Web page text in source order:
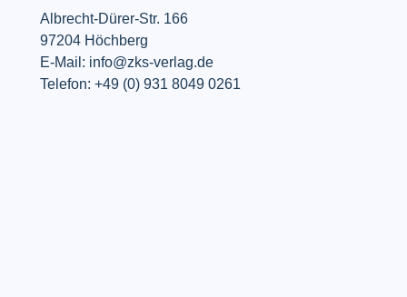
Albrecht-Dürer-Str. 166
97204 Höchberg
E-Mail: info@zks-verlag.de
Telefon: +49 (0) 931 8049 0261